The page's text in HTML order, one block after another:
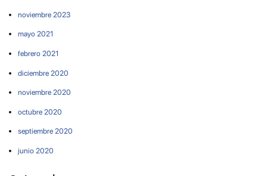
noviembre 2023
mayo 2021
febrero 2021
diciembre 2020
noviembre 2020
octubre 2020
septiembre 2020
junio 2020